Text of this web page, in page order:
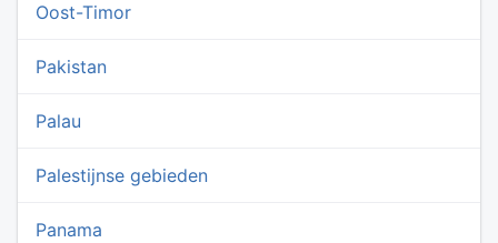
Oost-Timor
Pakistan
Palau
Palestijnse gebieden
Panama